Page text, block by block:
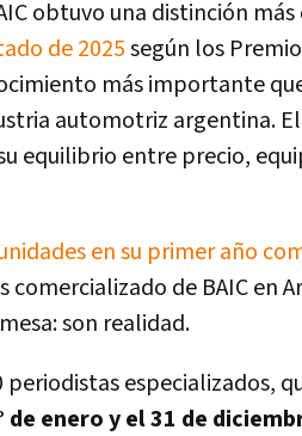
obtuvo una distinción más
de 2025según los
más importante
automotriz argentina.
equilibrio entre precio,
en su primer año
comercializado de BAIC en
son realidad.
especializados,
de enero y el 31 de